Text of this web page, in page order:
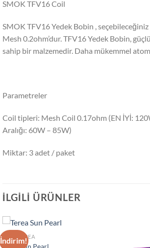
SMOK TFV16 Coil
SMOK TFV16 Yedek Bobin ,
Mesh 0.2ohm’dur. TFV16 Yedek Bobin,
sahip bir malzemedir. Daha mükemmel
Parametreler
Coil tipleri: Mesh Coil 0.17ohm (EN İYİ:
Aralığı: 60W – 85W)
Miktar: 3 adet / paket
İLGILI ÜRÜNLER
İndirim!
IQOS TEREA
Terea Sun Pearl